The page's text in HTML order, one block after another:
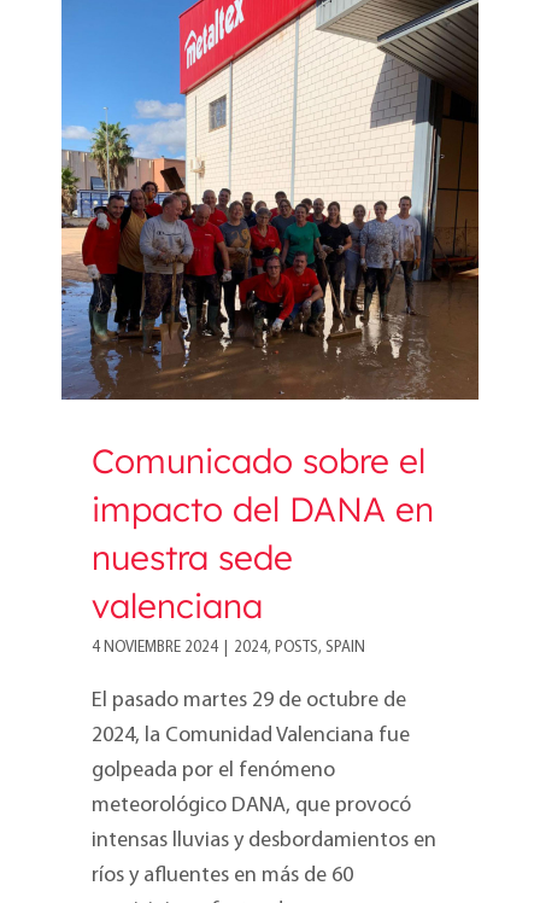
Comunicado sobre el
impacto del DANA en
nuestra sede valenciana
Comunicado sobre el
impacto del DANA en
nuestra sede
valenciana
4 NOVIEMBRE 2024 2024, POSTS, SPAIN
El pasado martes 29 de octubre de
2024, la Comunidad Valenciana fue
golpeada por el fenómeno
meteorológico DANA, que provocó
intensas lluvias y desbordamientos en
ríos y afluentes en más de 60